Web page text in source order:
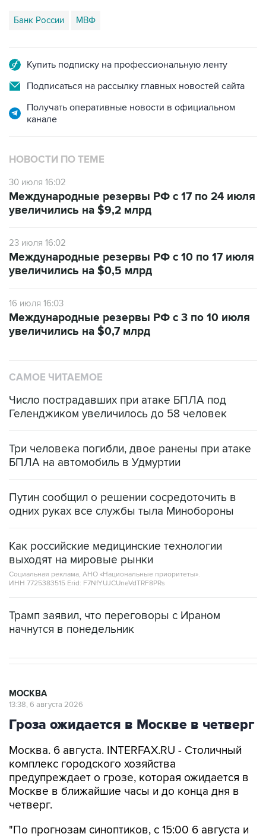
Банк России МВФ
Купить подписку на профессиональную ленту
Подписаться на рассылку главных новостей сайта
Получать оперативные новости в официальном
канале
НОВОСТИ ПО ТЕМЕ
30 июля 16:02
Международные резервы РФ с 17 по 24 июля
увеличились на $9,2 млрд
23 июля 16:02
Международные резервы РФ с 10 по 17 июля
увеличились на $0,5 млрд
16 июля 16:03
Международные резервы РФ с 3 по 10 июля
увеличились на $0,7 млрд
САМОЕ ЧИТАЕМОЕ
Число пострадавших при атаке БПЛА под
Геленджиком увеличилось до 58 человек
Три человека погибли, двое ранены при атаке
БПЛА на автомобиль в Удмуртии
Путин сообщил о решении сосредоточить в
одних руках все службы тыла Минобороны
Как российские медицинские технологии
выходят на мировые рынки
Социальная реклама, АНО «Национальные приоритеты».
ИНН 7725383515 Erid: F7NfYUJCUneVdTRF8PRs
Трамп заявил, что переговоры с Ираном
начнутся в понедельник
МОСКВА
13:38, 6 августа 2026
Гроза ожидается в Москве в четверг
Москва. 6 августа. INTERFAX.RU - Столичный
комплекс городского хозяйства
предупреждает о грозе, которая ожидается в
Москве в ближайшие часы и до конца дня в
четверг.
"По прогнозам синоптиков, с 15:00 6 августа и